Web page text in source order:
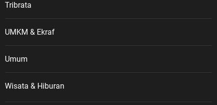
Tribrata
UMKM & Ekraf
Umum
Wisata & Hiburan